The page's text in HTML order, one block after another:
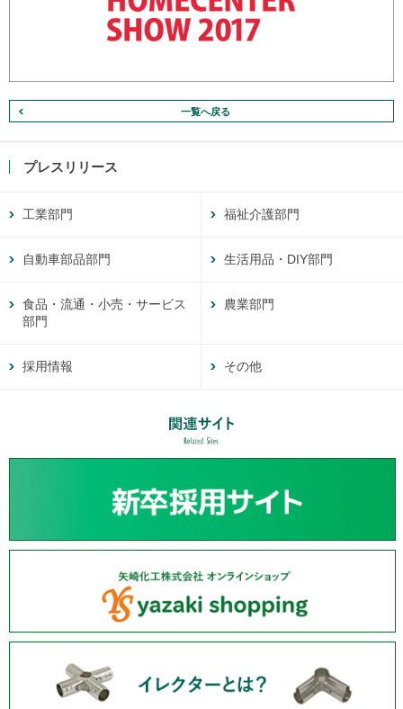
一覧へ戻る
プレスリリース
工業部門 福祉介護部門
自動車部品部門 生活用品・DIY部門
食品・流通・小売・サービス
部門
農業部門
採用情報 その他